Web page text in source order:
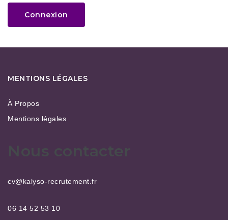
Connexion
MENTIONS LÉGALES
À Propos
Mentions légales
Nous contacter
cv@kalyso-recrutement.fr
06 14 52 53 10